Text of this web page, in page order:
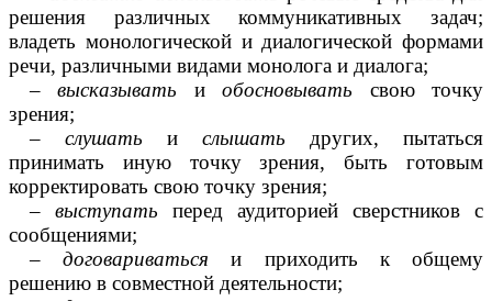
решения различных коммуникативных задач;
владеть монологической и диалогической формами
речи, различными видами монолога и диалога;
–высказывать иобосновывать свою точку
зрения;
– слушать и слышать других, пытаться
принимать иную точку зрения, быть готовым
корректировать свою точку зрения;
– выступать перед аудиторией сверстников с
сообщениями;
–договариваться и приходить к общему
решению в совместной деятельности;